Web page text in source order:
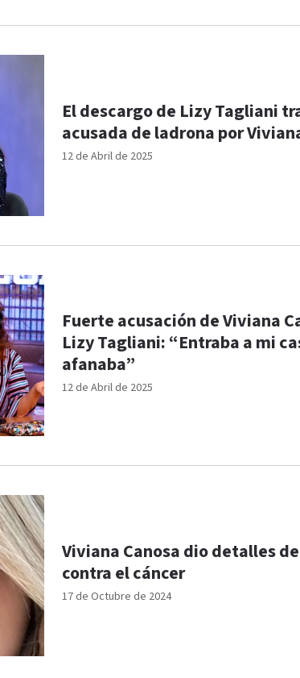
12 de Abril de 2025
El descargo de Lizy Tagliani
acusada de ladrona por
12 de Abril de 2025
Fuerte acusación de Viviana
Lizy Tagliani: “Entraba a mi
afanaba”
17 de Octubre de 2024
Viviana Canosa dio detalles
contra el cáncer